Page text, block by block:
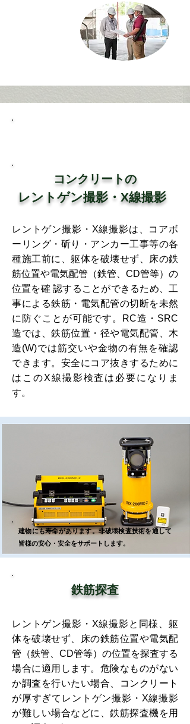
コンクリートの
レントゲン撮影・X線撮影
レントゲン撮影・X線撮影は、コアボ
ーリング・斫り・アンカー工事等の各
種施工前に、躯体を破壊せず、床の鉄
筋位置や電気配管（鉄管、CD管等）の
位置を確 認することができるため、工
事による鉄筋・電気配管の切断を未然
に防ぐことが可能です。RC造・SRC
造では、鉄筋位置・径や電気配管、木
造(W)では筋交いや金物の有無を確認
できます。安全にコア抜きするために
はこのX線撮影検査は必要になりま
す。
建物にも寿命があります。非破壊検査技術を通して
皆様の安心・安全をサポートします。
鉄筋探査
レントゲン撮影・X線撮影と同様、躯
体を破壊せず、床の鉄筋位置や電気配
管（鉄管、CD管等）の位置を探査する
場合に適用します。危険なものがない
か調査を行いたい場合、コンクリート
が厚すぎてレントゲン撮影・X線撮影
が難しい場合などに、鉄筋探査機を用